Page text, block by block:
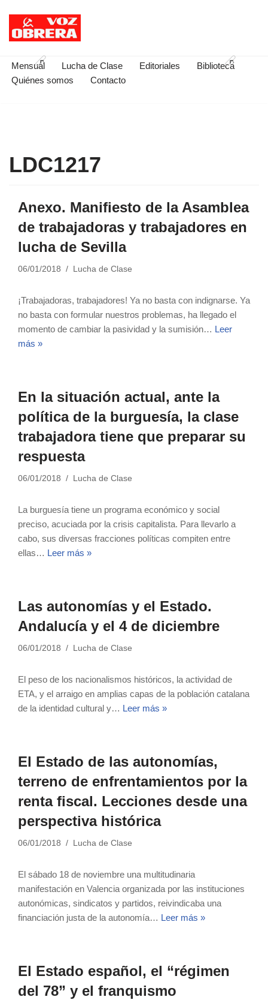
Saltar
contenido
Mensual Lucha de Clase Editoriales
Biblioteca
Quiénes somos
Contacto
LDC1217
Anexo. Manifiesto de la Asamblea
de trabajadoras y trabajadores en
lucha de Sevilla
06/01/2018 Lucha de Clase
¡Trabajadoras, trabajadores! Ya no basta con indignarse. Ya
no basta con formular nuestros problemas, ha llegado el
momento de cambiar la pasividad y la sumisión… Leer
más »
En la situación actual, ante la
política de la burguesía, la clase
trabajadora tiene que preparar su
respuesta
06/01/2018 Lucha de Clase
La burguesía tiene un programa económico y social
preciso, acuciada por la crisis capitalista. Para llevarlo a
cabo, sus diversas fracciones políticas compiten entre
ellas… Leer más »
Las autonomías y el Estado.
Andalucía y el 4 de diciembre
06/01/2018 Lucha de Clase
El peso de los nacionalismos históricos, la actividad de
ETA, y el arraigo en amplias capas de la población catalana
de la identidad cultural y… Leer más »
El Estado de las autonomías,
terreno de enfrentamientos por la
renta fiscal. Lecciones desde una
perspectiva histórica
06/01/2018 Lucha de Clase
El sábado 18 de noviembre una multitudinaria
manifestación en Valencia organizada por las instituciones
autonómicas, sindicatos y partidos, reivindicaba una
financiación justa de la autonomía… Leer más »
El Estado español, el “régimen
del 78” y el franquismo